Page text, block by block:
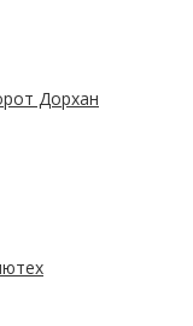
Дорхан